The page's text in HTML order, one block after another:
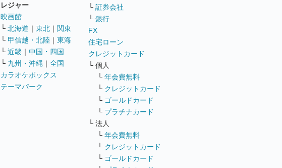
レジャー
映画館
└ 北海道 ｜ 東北 ｜ 関東
└ 甲信越・北陸 ｜ 東海
└ 近畿 ｜ 中国・四国
└ 九州・沖縄 ｜ 全国
カラオケボックス
テーマパーク
└ 証券会社
└ 銀行
FX
住宅ローン
クレジットカード
└ 個人
└ 年会費無料
└ クレジットカード
└ ゴールドカード
└ プラチナカード
└ 法人
└ 年会費無料
└ クレジットカード
└ ゴールドカード